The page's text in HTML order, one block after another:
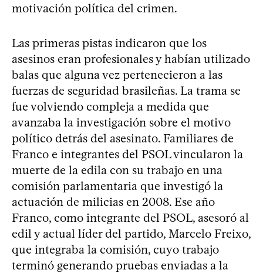
motivación política del crimen.
Las primeras pistas indicaron que los
asesinos eran profesionales y habían utilizado
balas que alguna vez pertenecieron a las
fuerzas de seguridad brasileñas. La trama se
fue volviendo compleja a medida que
avanzaba la investigación sobre el motivo
político detrás del asesinato. Familiares de
Franco e integrantes del PSOL vincularon la
muerte de la edila con su trabajo en una
comisión parlamentaria que investigó la
actuación de milicias en 2008. Ese año
Franco, como integrante del PSOL, asesoró al
edil y actual líder del partido, Marcelo Freixo,
que integraba la comisión, cuyo trabajo
terminó generando pruebas enviadas a la